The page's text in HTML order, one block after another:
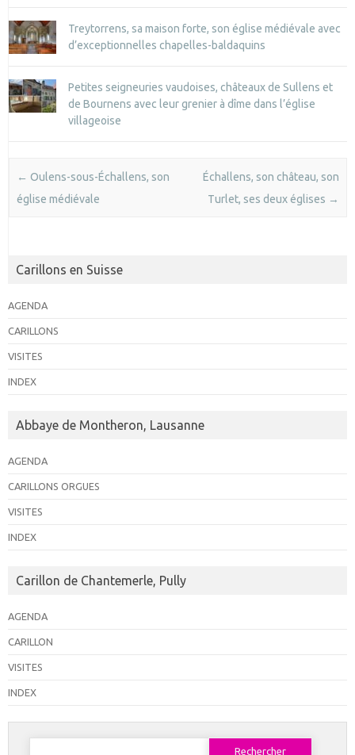
Treytorrens, sa maison forte, son église médiévale avec
d’exceptionnelles chapelles-baldaquins
Petites seigneuries vaudoises, châteaux de Sullens et
de Bournens avec leur grenier à dîme dans l’église
villageoise
Post navigation
← Oulens-sous-Échallens, son
église médiévale
Échallens, son château, son
Turlet, ses deux églises →
Carillons en Suisse
AGENDA
CARILLONS
VISITES
INDEX
Abbaye de Montheron, Lausanne
AGENDA
CARILLONS ORGUES
VISITES
INDEX
Carillon de Chantemerle, Pully
AGENDA
CARILLON
VISITES
INDEX
Rechercher :